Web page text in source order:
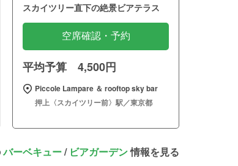
スカイツリー直下の絶景ビアテラス
空席確認・予約
平均予算 4,500円
Piccole Lampare ＆ rooftop sky bar
押上〈スカイツリー前〉駅／東京都
バーベキュー/ ビアガーデン情報を見る